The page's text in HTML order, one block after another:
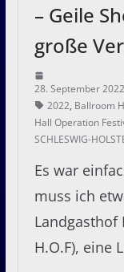
– Geile
große
28. September 2022
2022, Ballroom
Hall Operation
SCHLESWIG-
Es war
muss ich
Landgasthof
H.O.F), eine